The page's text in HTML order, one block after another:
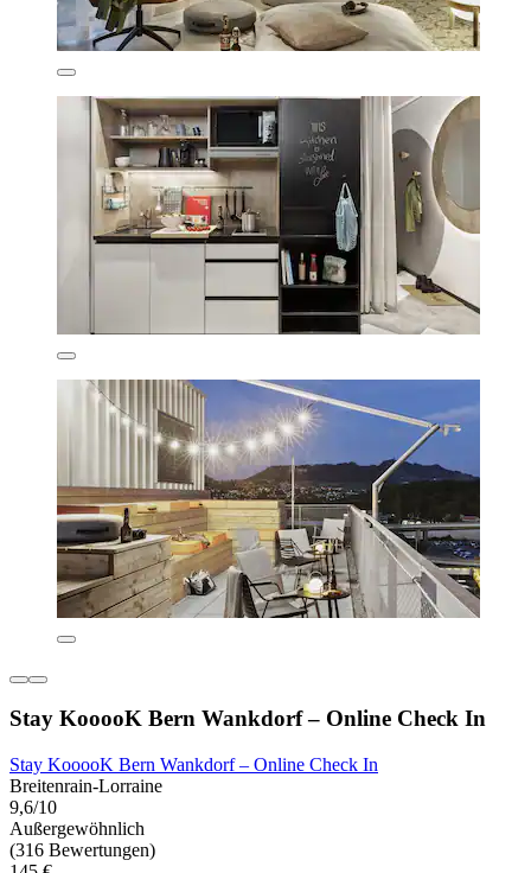
Stay KooooK Bern Wankdorf – Online Check In
Stay KooooK Bern Wankdorf – Online Check In
Breitenrain-Lorraine
9,6/10
Außergewöhnlich
(316 Bewertungen)